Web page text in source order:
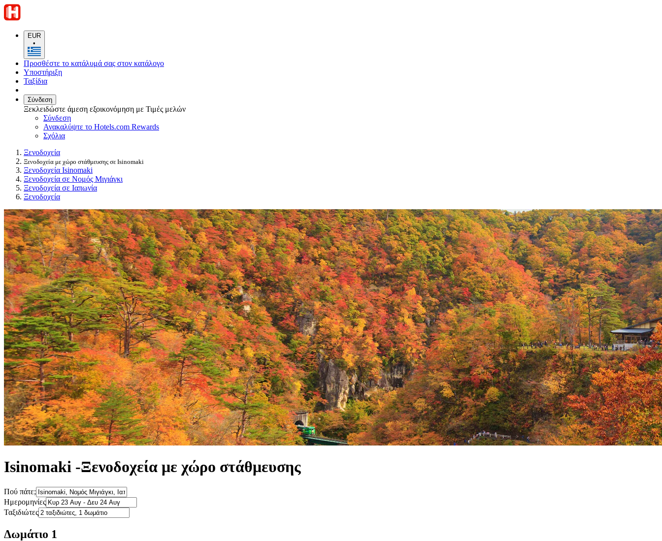
EUR
•
Προσθέστε το κατάλυμά σας στον κατάλογο
Υποστήριξη
Ταξίδια
Σύνδεση
Ξεκλειδώστε άμεση εξοικονόμηση με Τιμές μελών
Σύνδεση
Ανακαλύψτε το Hotels.com Rewards
Σχόλια
Ξενοδοχεία
Ξενοδοχεία με χώρο στάθμευσης σε Isinomaki
Ξενοδοχεία Isinomaki
Ξενοδοχεία σε Νομός Μιγιάγκι
Ξενοδοχεία σε Ιαπωνία
Ξενοδοχεία
Isinomaki -Ξενοδοχεία με χώρο στάθμευσης
Πού πάτε;
Ημερομηνίες
Ταξιδιώτες
Δωμάτιο 1